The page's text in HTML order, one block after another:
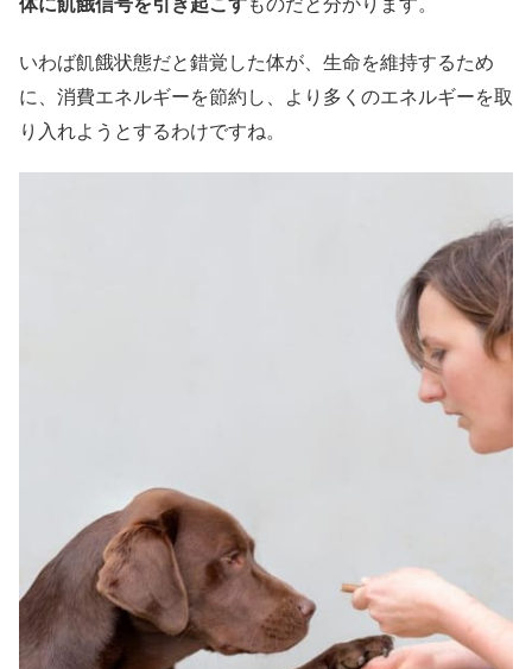
いわば飢餓状態だと錯覚した体が、生命を維持するため
に、消費エネルギーを節約し、より多くのエネルギーを取
り入れようとするわけですね。